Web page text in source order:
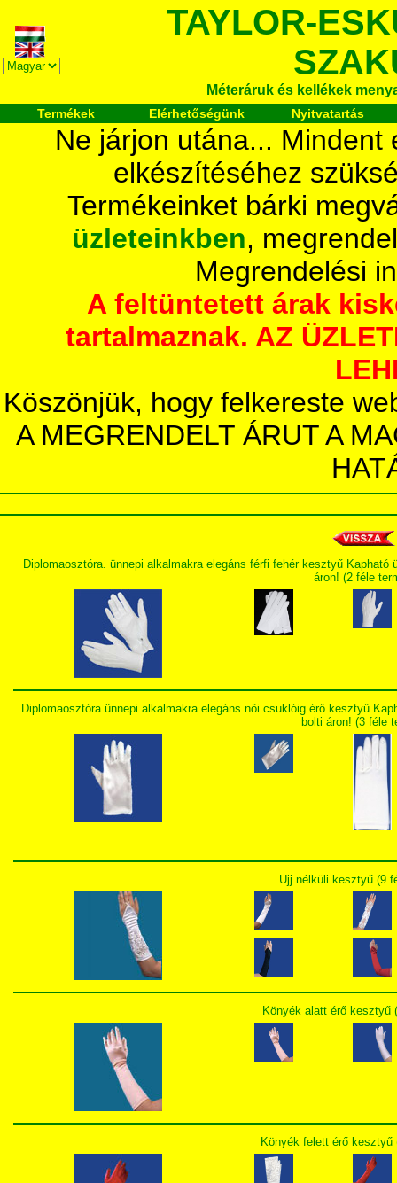
TAYLOR-
Méteráruk és kellékek
Termékek Elérhetőségünk Nyitvatartás
Ne járjon utána...
elkészítéséhez
Termékeinket bárki
üzleteinkben,
Megrendelési
A feltüntetett árak
tartalmaznak. AZ
Köszönjük, hogy felkereste
A MEGRENDELT ÁRUT A
Diplomaosztóra. ünnepi alkalmakra elegáns férfi fehér kesztyű
áron! (2 féle
Diplomaosztóra.ünnepi alkalmakra elegáns női csuklóig érő kesztyű
bolti áron! (3 féle
Ujj nélküli kesztyű (9
Könyék alatt érő kesztyű
Könyék felett érő kesztyű